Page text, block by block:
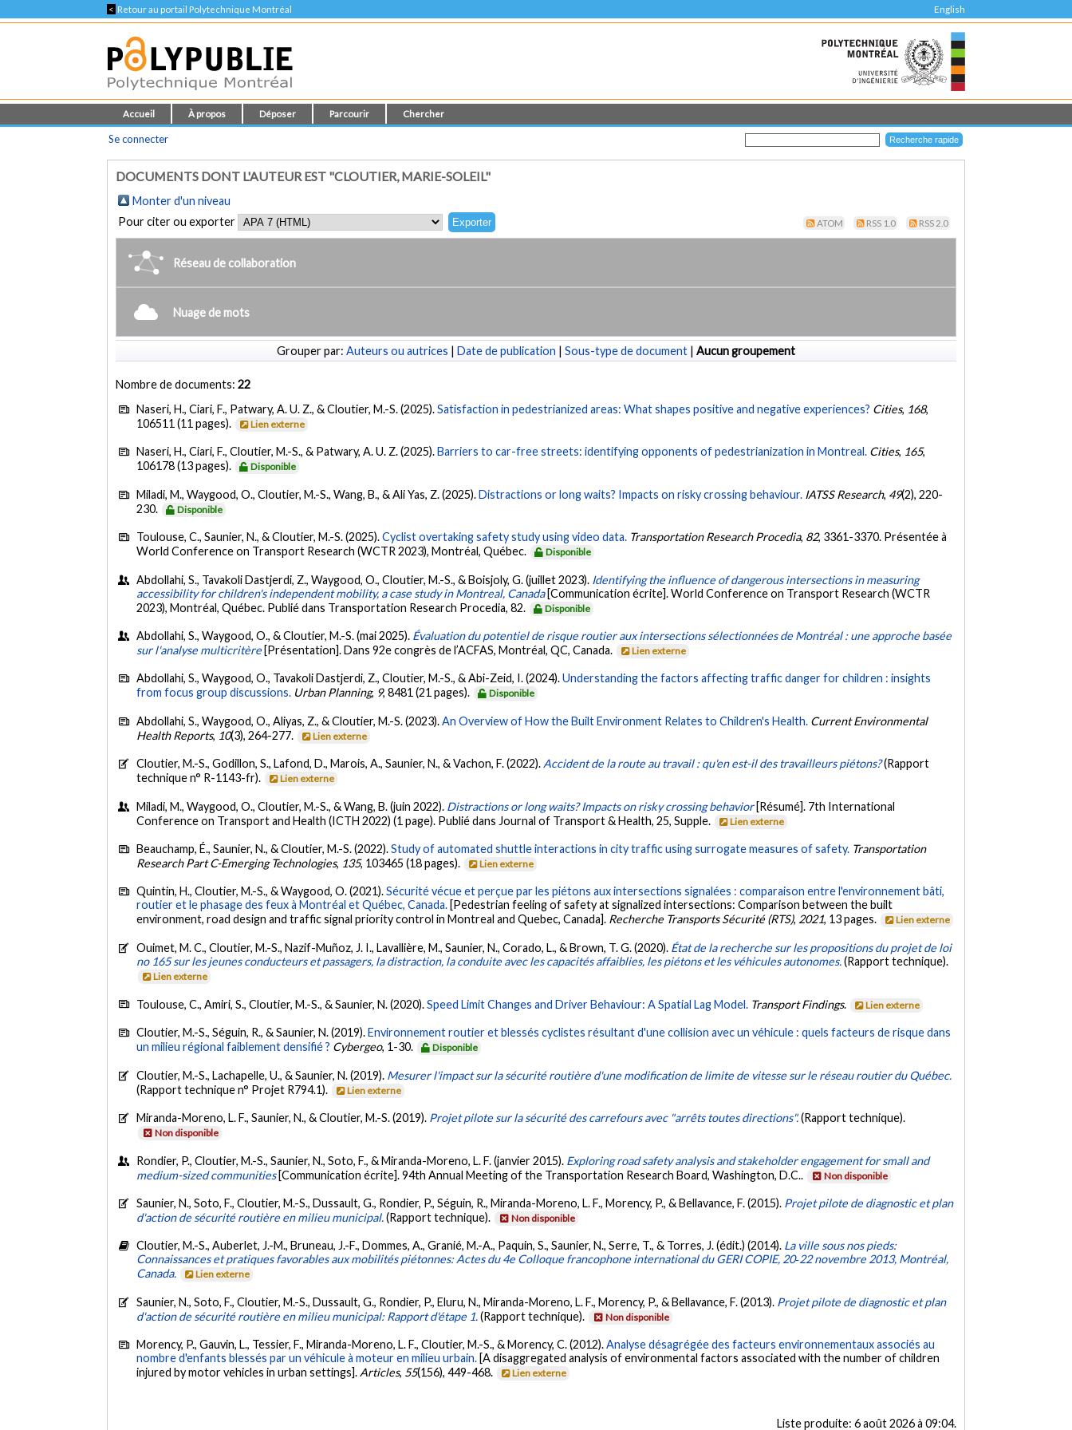
< Retour au portail Polytechnique Montréal English
Accueil À propos Déposer Parcourir Chercher
Se connecter
DOCUMENTS DONT L'AUTEUR EST "CLOUTIER, MARIE-SOLEIL"
Monter d'un niveau
Pour citer ou exporter
ATOM RSS 1.0 RSS 2.0
Réseau de collaboration
Nuage de mots
Grouper par: Auteurs ou autrices | Date de publication | Sous-type de document | Aucun groupement
Nombre de documents:22
Naseri, H., Ciari, F., Patwary, A. U. Z., & Cloutier, M.-S. (2025).Satisfaction in pedestrianized areas: What shapes positive and negative experiences? Cities, 168,
106511 (11 pages).
Lien externe
Naseri, H., Ciari, F., Cloutier, M.-S., & Patwary, A. U. Z. (2025).Barriers to car-free streets: identifying opponents of pedestrianization in Montreal. Cities, 165,
106178 (13 pages).
Disponible
Miladi, M., Waygood, O., Cloutier, M.-S., Wang, B., & Ali Yas, Z. (2025).Distractions or long waits? Impacts on risky crossing behaviour. IATSS Research, 49(2), 220-
230.
Disponible
Toulouse, C., Saunier, N., & Cloutier, M.-S. (2025).Cyclist overtaking safety study using video data. Transportation Research Procedia, 82, 3361-3370. Présentée à
World Conference on Transport Research (WCTR 2023), Montréal, Québec.
Disponible
Abdollahi, S., Tavakoli Dastjerdi, Z., Waygood, O., Cloutier, M.-S., & Boisjoly, G. (juillet 2023). Identifying the influence of dangerous intersections in measuring
accessibility for children's independent mobility, a case study in Montreal, Canada [Communication écrite]. World Conference on Transport Research (WCTR
2023), Montréal, Québec. Publié dans Transportation Research Procedia, 82.
Disponible
Abdollahi, S., Waygood, O., & Cloutier, M.-S. (mai 2025). Évaluation du potentiel de risque routier aux intersections sélectionnées de Montréal : une approche basée
sur l'analyse multicritère [Présentation]. Dans 92e congrès de l’ACFAS, Montréal, QC, Canada. Lien externe
Abdollahi, S., Waygood, O., Tavakoli Dastjerdi, Z., Cloutier, M.-S., & Abi-Zeid, I. (2024).Understanding the factors affecting traffic danger for children : insights
from focus group discussions. Urban Planning, 9, 8481 (21 pages). Disponible
Abdollahi, S., Waygood, O., Aliyas, Z., & Cloutier, M.-S. (2023).An Overview of How the Built Environment Relates to Children's Health. Current Environmental
Health Reports, 10(3), 264-277. Lien externe
Cloutier, M.-S., Godillon, S., Lafond, D., Marois, A., Saunier, N., & Vachon, F. (2022). Accident de la route au travail : qu'en est-il des travailleurs piétons?(Rapport
technique n° R-1143-fr).
Lien externe
Miladi, M., Waygood, O., Cloutier, M.-S., & Wang, B. (juin 2022). Distractions or long waits? Impacts on risky crossing behavior [Résumé]. 7th International
Conference on Transport and Health (ICTH 2022) (1 page). Publié dans Journal of Transport & Health, 25, Supple.
Lien externe
Beauchamp, É., Saunier, N., & Cloutier, M.-S. (2022).Study of automated shuttle interactions in city traffic using surrogate measures of safety. Transportation
Research Part C-Emerging Technologies, 135, 103465 (18 pages). Lien externe
Quintin, H., Cloutier, M.-S., & Waygood, O. (2021).Sécurité vécue et perçue par les piétons aux intersections signalées : comparaison entre l'environnement bâti,
routier et le phasage des feux à Montréal et Québec, Canada. [Pedestrian feeling of safety at signalized intersections: Comparison between the built
environment, road design and traffic signal priority control in Montreal and Quebec, Canada]. Recherche Transports Sécurité (RTS), 2021, 13 pages. Lien externe
Ouimet, M. C., Cloutier, M.-S., Nazif-Muñoz, J. I., Lavallière, M., Saunier, N., Corado, L., & Brown, T. G. (2020). État de la recherche sur les propositions du projet de loi
no 165 sur les jeunes conducteurs et passagers, la distraction, la conduite avec les capacités affaiblies, les piétons et les véhicules autonomes.(Rapport technique).
Lien externe
Toulouse, C., Amiri, S., Cloutier, M.-S., & Saunier, N. (2020).Speed Limit Changes and Driver Behaviour: A Spatial Lag Model. Transport Findings. Lien externe
Cloutier, M.-S., Séguin, R., & Saunier, N. (2019). Environnement routier et blessés cyclistes résultant d'une collision avec un véhicule : quels facteurs de risque dans
un milieu régional faiblement densifié ? Cybergeo, 1-30. Disponible
Cloutier, M.-S., Lachapelle, U., & Saunier, N. (2019). Mesurer l'impact sur la sécurité routière d'une modification de limite de vitesse sur le réseau routier du Québec.
(Rapport technique n° Projet R794.1).
Lien externe
Miranda-Moreno, L. F., Saunier, N., & Cloutier, M.-S. (2019). Projet pilote sur la sécurité des carrefours avec "arrêts toutes directions".(Rapport technique).
Non disponible
Rondier, P., Cloutier, M.-S., Saunier, N., Soto, F., & Miranda-Moreno, L. F. (janvier 2015). Exploring road safety analysis and stakeholder engagement for small and
medium-sized communities [Communication écrite]. 94th Annual Meeting of the Transportation Research Board, Washington, D.C.. Non disponible
Saunier, N., Soto, F., Cloutier, M.-S., Dussault, G., Rondier, P., Séguin, R., Miranda-Moreno, L. F., Morency, P., & Bellavance, F. (2015). Projet pilote de diagnostic et plan
d'action de sécurité routière en milieu municipal.(Rapport technique). Non disponible
Cloutier, M.-S., Auberlet, J.-M., Bruneau, J.-F., Dommes, A., Granié, M.-A., Paquin, S., Saunier, N., Serre, T., & Torres, J. (édit.) (2014). La ville sous nos pieds:
Connaissances et pratiques favorables aux mobilités piétonnes: Actes du 4e Colloque francophone international du GERI COPIE, 20‐22 novembre 2013, Montréal,
Canada.
Lien externe
Saunier, N., Soto, F., Cloutier, M.-S., Dussault, G., Rondier, P., Eluru, N., Miranda-Moreno, L. F., Morency, P., & Bellavance, F. (2013). Projet pilote de diagnostic et plan
d'action de sécurité routière en milieu municipal: Rapport d'étape 1.(Rapport technique). Non disponible
Morency, P., Gauvin, L., Tessier, F., Miranda-Moreno, L. F., Cloutier, M.-S., & Morency, C. (2012).Analyse désagrégée des facteurs environnementaux associés au
nombre d'enfants blessés par un véhicule à moteur en milieu urbain. [A disaggregated analysis of environmental factors associated with the number of children
injured by motor vehicles in urban settings]. Articles, 55(156), 449-468. Lien externe
Liste produite: 6 août 2026 à 09:04.